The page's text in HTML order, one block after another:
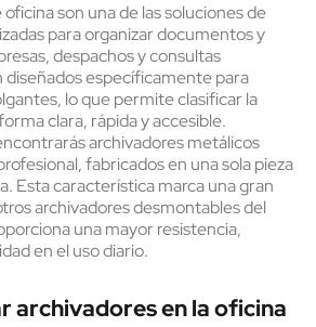
son una de las soluciones de
para organizar documentos y
despachos y consultas
diseñados específicamente para
lo que permite clasificar la
clara, rápida y accesible.
archivadores metálicos
fabricados en una sola pieza
Esta característica marca una gran
archivadores desmontables del
una mayor resistencia,
en el uso diario.
archivadores en la oficina